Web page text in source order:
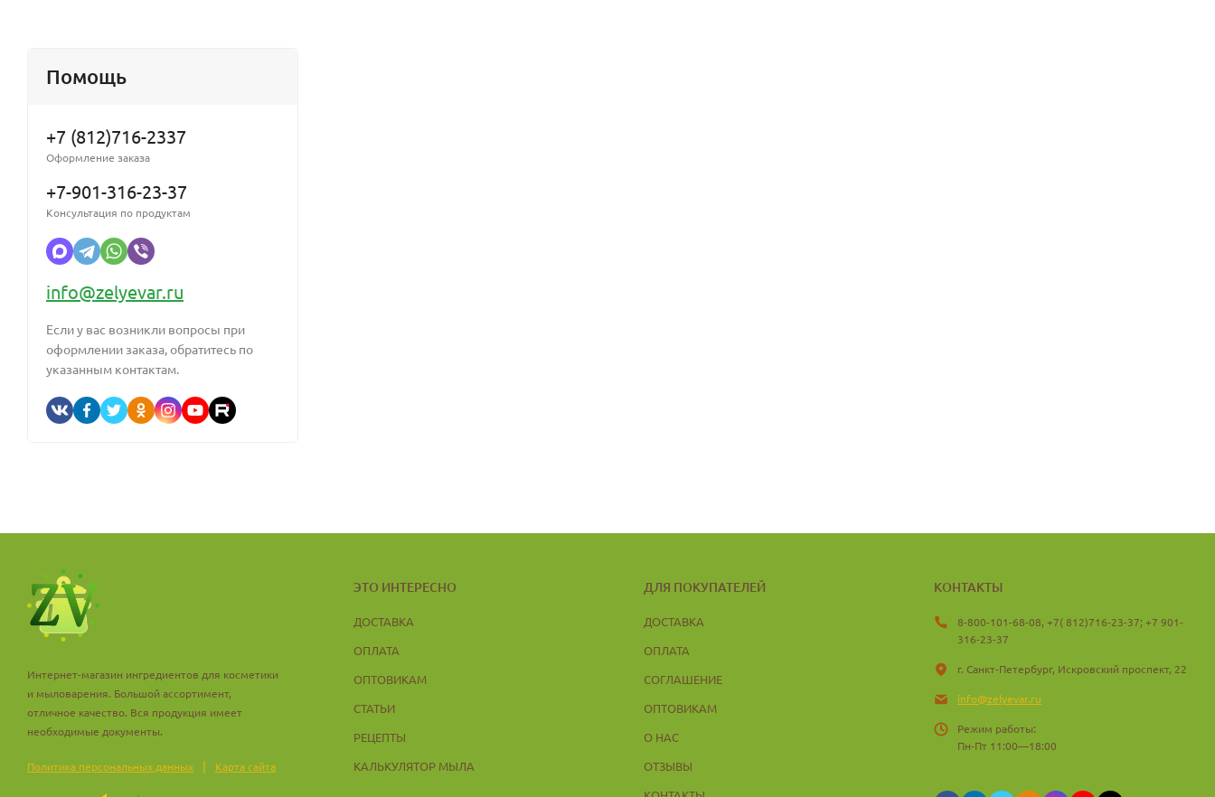
Помощь
+7 (812)716-2337
Оформление заказа
+7-901-316-23-37
Консультация по продуктам
info@zelyevar.ru
Если у вас возникли вопросы при
оформлении заказа, обратитесь по
указанным контактам.
Интернет-магазин ингредиентов для косметики
и мыловарения. Большой ассортимент,
отличное качество. Вся продукция имеет
необходимые документы.
Политика персональных данных | Карта сайта
ЭТО ИНТЕРЕСНО
ДОСТАВКА
ОПЛАТА
ОПТОВИКАМ
СТАТЬИ
РЕЦЕПТЫ
КАЛЬКУЛЯТОР МЫЛА
ДЛЯ ПОКУПАТЕЛЕЙ
ДОСТАВКА
ОПЛАТА
СОГЛАШЕНИЕ
ОПТОВИКАМ
О НАС
ОТЗЫВЫ
КОНТАКТЫ
8-800-101-68-08, +7( 812)716-23-37; +7 901-
316-23-37
г. Санкт-Петербург, Искровский проспект, 22
info@zelyevar.ru
Режим работы:
Пн-Пт 11:00—18:00